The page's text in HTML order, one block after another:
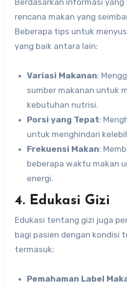
Berdasarkan informasi
rencana makan yang
Beberapa tips untuk
yang baik antara lain:
Variasi Makanan:
sumber makanan untuk
kebutuhan nutrisi.
Porsi yang Tepat:
untuk menghindari
Frekuensi Makan:
beberapa waktu makan
energi.
4. Edukasi Gizi
Edukasi tentang gizi juga
bagi pasien dengan kondisi
termasuk:
Pemahaman Label